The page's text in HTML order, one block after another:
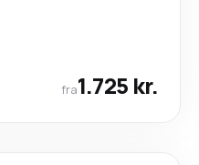
fra1.725 kr.